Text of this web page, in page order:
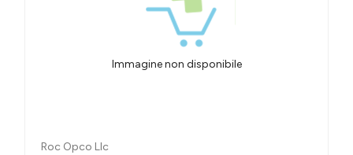
Immagine non disponibile
Roc Opco Llc